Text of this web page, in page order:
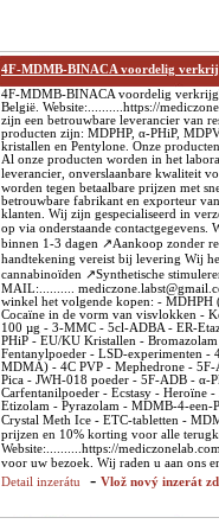
4F-MDMB-BINACA voordelig
4F-MDMB-BINACA voordelig
België. Website:..........https://
zijn een betrouwbare leverancier van
producten zijn: MDPHP, α-PHiP,
kristallen en Pentylone. Onze
Al onze producten worden in het
leverancier, onverslaanbare kwaliteit
worden tegen betaalbare prijzen met
betrouwbare fabrikant en exporteur
klanten. Wij zijn gespecialiseerd in
op via onderstaande
binnen 1-3 dagen ↗️Aankoop zonder
handtekening vereist bij levering Wij
cannabinoïden ↗️Synthetische
MAIL:..........
winkel het volgende kopen: - MDHPH
Cocaïne in de vorm van visvlokken -
100 µg - 3-MMC - 5cl-ADBA - ER-
PHiP - EU/KU Kristallen -
Fentanylpoeder - LSD-experimenten
MDMA) - 4C PVP - Mephedrone -
Pica - JWH-018 poeder - 5F-ADB - α-
Carfentanilpoeder - Ecstasy - Heroïne
Etizolam - Pyrazolam - MDMB-4-een-
Crystal Meth Ice - ETC-tabletten -
prijzen en 10% korting voor alle
Website:..........https://
voor uw bezoek. Wij raden u aan ons
Detail inzerátu
- Vlož nový inzerát